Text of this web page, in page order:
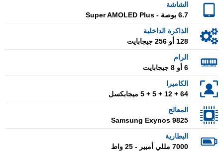
الشاشة
6.7 بوصة - Super AMOLED Plus
الذاكرة الداخلية
128 أو 256 جيجابايت
الرام
6 أو 8 جيجابايت
الكاميرا
64 + 12 + 5 + 5 ميجابكسل
المعالج
Samsung Exynos 9825
البطارية
7000 مللي أمبير - 25 واط